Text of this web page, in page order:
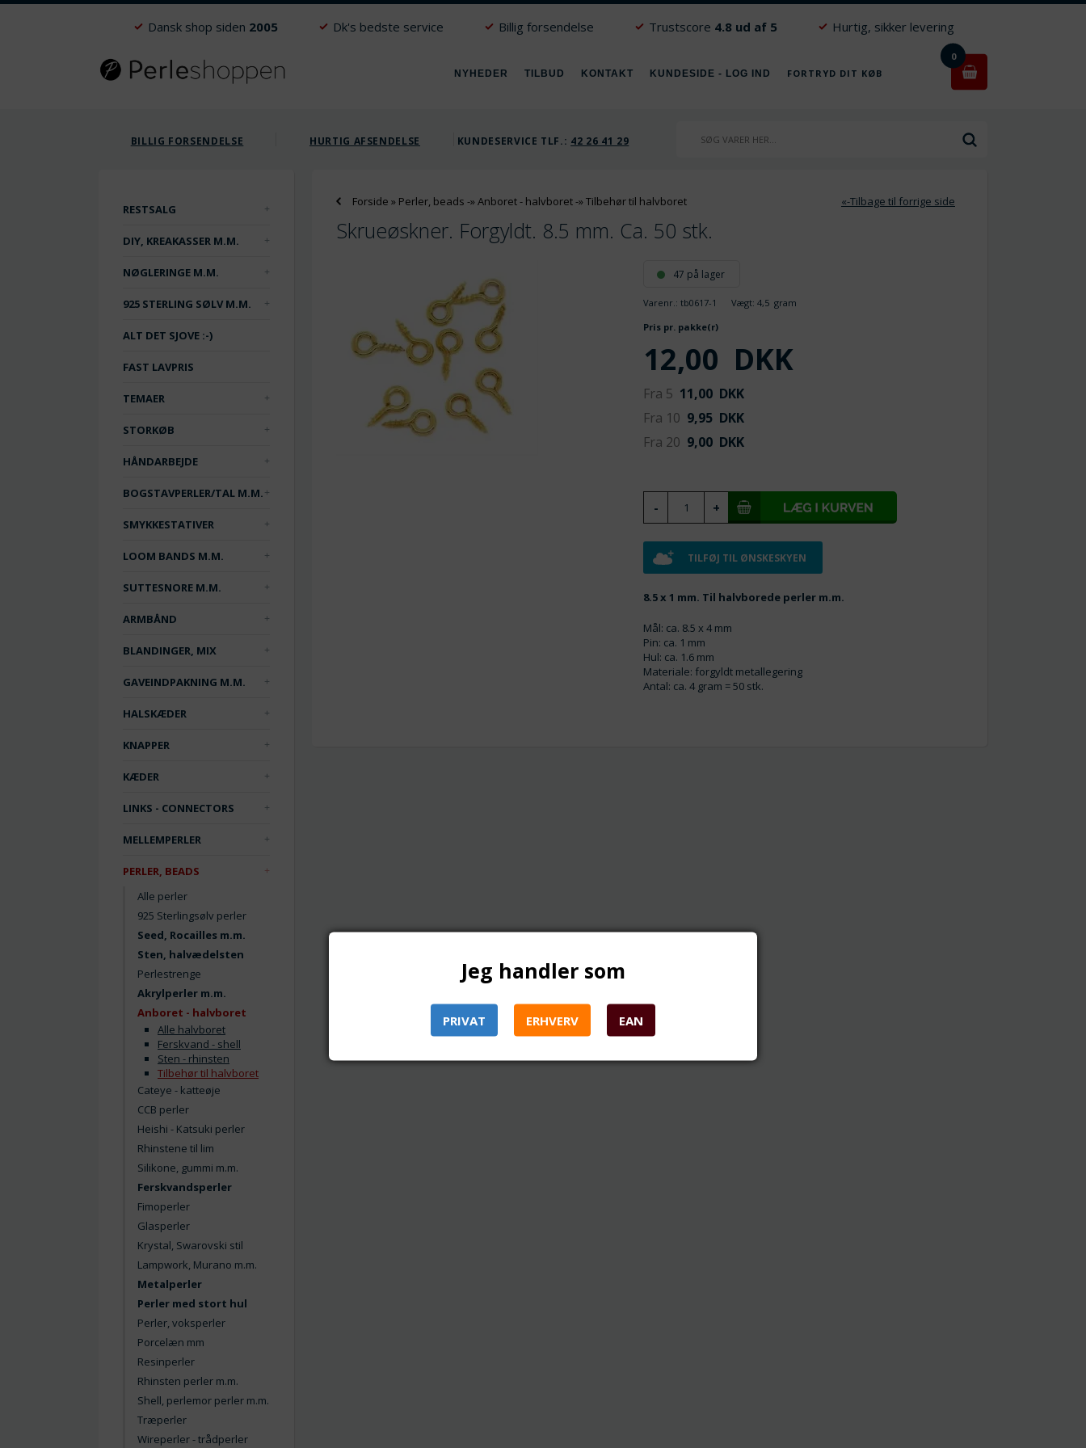
Dansk shop siden 2005 Dk's bedste service Billig forsendelse Trustscore 4.8 ud af 5 Hurtig, sikker levering
NYHEDER TILBUD KONTAKT KUNDESIDE - LOG IND FORTRYD DIT KØB
0
BILLIG FORSENDELSE HURTIG AFSENDELSE KUNDESERVICE TLF.: 42 26 41 29
RESTSALG
DIY, KREAKASSER M.M.
NØGLERINGE M.M.
925 STERLING SØLV M.M.
ALT DET SJOVE :-)
FAST LAVPRIS
TEMAER
STORKØB
HÅNDARBEJDE
BOGSTAVPERLER/TAL M.M.
SMYKKESTATIVER
LOOM BANDS M.M.
SUTTESNORE M.M.
ARMBÅND
BLANDINGER, MIX
GAVEINDPAKNING M.M.
HALSKÆDER
KNAPPER
KÆDER
LINKS - CONNECTORS
MELLEMPERLER
PERLER, BEADS
Alle perler
925 Sterlingsølv perler
Seed, Rocailles m.m.
Sten, halvædelsten
Perlestrenge
Akrylperler m.m.
Anboret - halvboret
Alle halvboret
Ferskvand - shell
Sten - rhinsten
Tilbehør til halvboret
Cateye - katteøje
CCB perler
Heishi - Katsuki perler
Rhinstene til lim
Silikone, gummi m.m.
Ferskvandsperler
Fimoperler
Glasperler
Krystal, Swarovski stil
Lampwork, Murano m.m.
Metalperler
Perler med stort hul
Perler, voksperler
Porcelæn mm
Resinperler
Rhinsten perler m.m.
Shell, perlemor perler m.m.
Træperler
Wireperler - trådperler
Forside » Perler, beads -»Anboret - halvboret-»Tilbehør til halvboret «-Tilbage til forrige side
Skrueøskner. Forgyldt. 8.5 mm. Ca. 50 stk.
47 på lager
Varenr.:tb0617-1 Vægt:4,5 gram
Pris pr. pakke(r)
12,00 DKK
Fra 5 11,00 DKK
Fra 10 9,95 DKK
Fra 20 9,00 DKK
TILFØJ TIL ØNSKESKYEN
8.5 x 1 mm. Til halvborede perler m.m.
Mål: ca. 8.5 x 4 mm
Pin: ca. 1 mm
Hul: ca. 1.6 mm
Materiale: forgyldt metallegering
Antal: ca. 4 gram = 50 stk.
Jeg handler som
PRIVAT ERHVERV EAN